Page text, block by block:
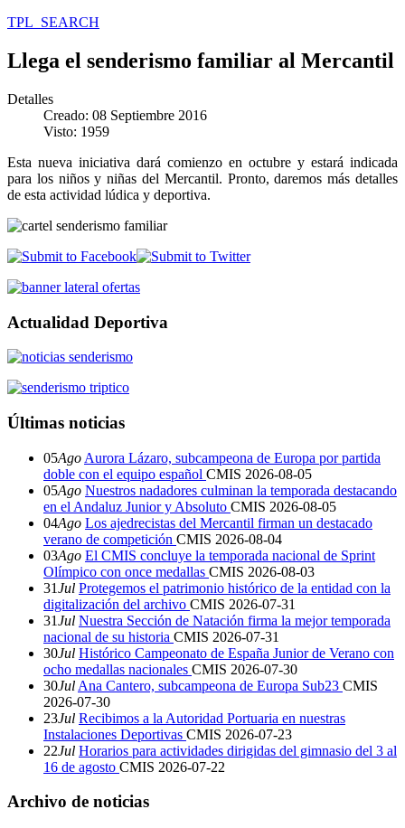
TPL_SEARCH
Llega el senderismo familiar al Mercantil
Detalles
Creado: 08 Septiembre 2016
Visto: 1959
Esta nueva iniciativa dará comienzo en octubre y estará indicada
para los niños y niñas del Mercantil. Pronto, daremos más detalles
de esta actividad lúdica y deportiva.
Actualidad Deportiva
Últimas noticias
05Ago Aurora Lázaro, subcampeona de Europa por partida
doble con el equipo español CMIS 2026-08-05
05Ago Nuestros nadadores culminan la temporada destacando
en el Andaluz Junior y Absoluto CMIS 2026-08-05
04Ago Los ajedrecistas del Mercantil firman un destacado
verano de competición CMIS 2026-08-04
03Ago El CMIS concluye la temporada nacional de Sprint
Olímpico con once medallas CMIS 2026-08-03
31Jul Protegemos el patrimonio histórico de la entidad con la
digitalización del archivo CMIS 2026-07-31
31Jul Nuestra Sección de Natación firma la mejor temporada
nacional de su historia CMIS 2026-07-31
30Jul Histórico Campeonato de España Junior de Verano con
ocho medallas nacionales CMIS 2026-07-30
30Jul Ana Cantero, subcampeona de Europa Sub23 CMIS
2026-07-30
23Jul Recibimos a la Autoridad Portuaria en nuestras
Instalaciones Deportivas CMIS 2026-07-23
22Jul Horarios para actividades dirigidas del gimnasio del 3 al
16 de agosto CMIS 2026-07-22
Archivo de noticias